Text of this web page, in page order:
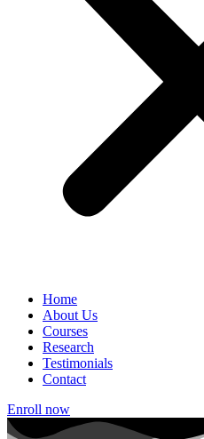
Home
About Us
Courses
Research
Testimonials
Contact
Enroll now